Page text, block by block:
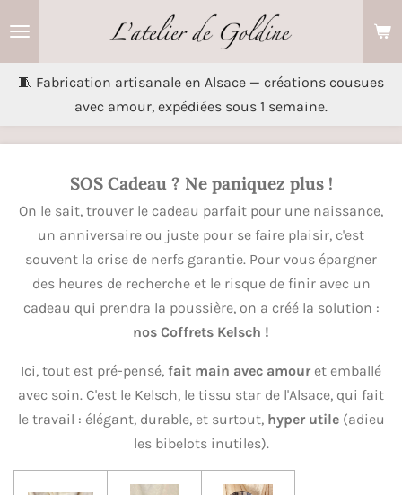
principal
🧵 Fabrication artisanale en Alsace — créations cousues
avec amour, expédiées sous 1 semaine.
SOS Cadeau ? Ne paniquez plus !
On le sait, trouver le cadeau parfait pour une naissance,
un anniversaire ou juste pour se faire plaisir, c'est
souvent la crise de nerfs garantie. Pour vous épargner
des heures de recherche et le risque de finir avec un
cadeau qui prendra la poussière, on a créé la solution :
nos Coffrets Kelsch !
Ici, tout est pré-pensé, fait main avec amour et emballé
avec soin. C'est le Kelsch, le tissu star de l'Alsace, qui fait
le travail : élégant, durable, et surtout, hyper utile(adieu
les bibelots inutiles).